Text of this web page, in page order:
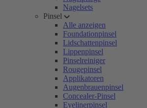
Nagelsets
Pinsel
Alle anzeigen
Foundationpinsel
Lidschattenpinsel
Lippenpinsel
Pinselreiniger
Rougepinsel
Applikatoren
Augenbrauenpinsel
Concealer-Pinsel
Eyelinerpinsel